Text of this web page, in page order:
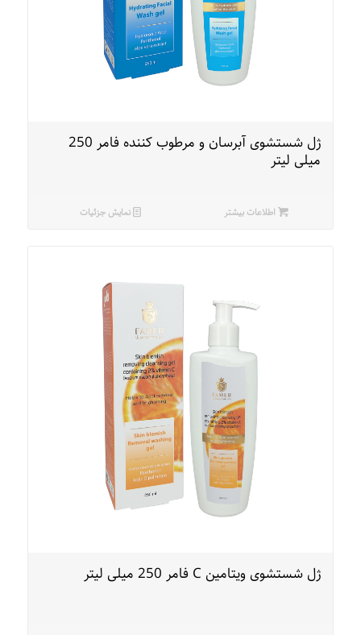
ژل شستشوی آبرسان و مرطوب کننده فامر 250
میلی لیتر
اطلاعات بیشتر نمایش جزئیات
ژل شستشوی ویتامین C فامر 250 میلی لیتر